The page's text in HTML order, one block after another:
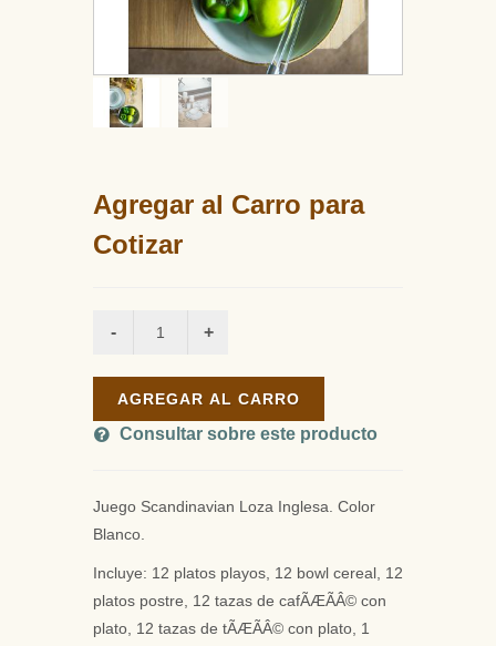
Agregar al Carro para
Cotizar
AGREGAR AL CARRO
Consultar sobre este producto
Juego Scandinavian Loza Inglesa. Color
Blanco.
Incluye: 12 platos playos, 12 bowl cereal, 12
platos postre, 12 tazas de cafÃÆÃÂ© con
plato, 12 tazas de tÃÆÃÂ© con plato, 1